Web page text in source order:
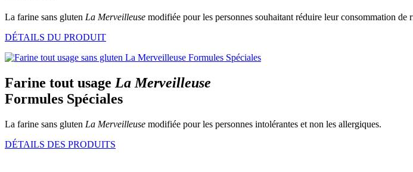
La farine sans gluten La Merveilleuse modifiée pour les personnes souhaitant réduire leur consommation de
DÉTAILS DU PRODUIT
Farine tout usage La Merveilleuse
Formules Spéciales
La farine sans gluten La Merveilleuse modifiée pour les personnes intolérantes et non les allergiques.
DÉTAILS DES PRODUITS